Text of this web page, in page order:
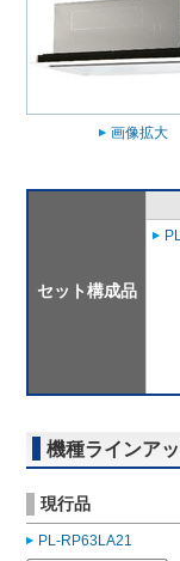
画像拡大
セット構成品
機種ラインア
現行品
PL-RP63LA21